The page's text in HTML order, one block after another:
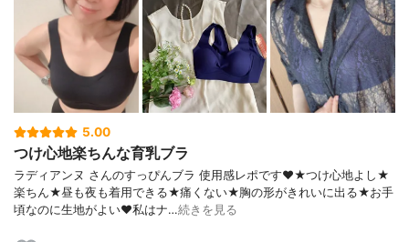
5.00
つけ心地楽ちんな育乳ブラ
ラディアンヌ さんのすっぴんブラ 使用感レポです❤️★つけ心地よし★
楽ちん★昼も夜も着用できる★痛くない★胸の形がきれいに出る★お手
頃なのに生地がよい❤️私はナ…続きを見る